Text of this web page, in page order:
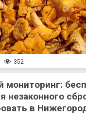
352
мониторинг:
незаконного
в